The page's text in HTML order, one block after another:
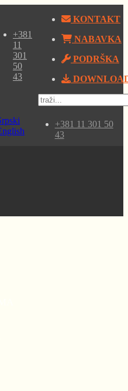
+381
11
301
50
43
KONTAKT
NABAVKA
PODRŠKA
+381 11 301 50
43